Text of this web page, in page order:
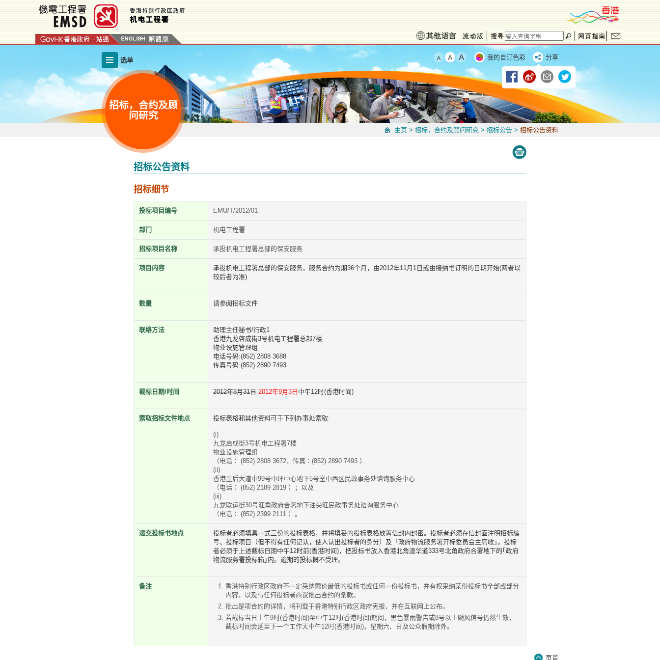
容
选单 我的自订色彩 分享
招标，合约及顾
问研究
主页 > 招标，合约及顾问研究 > 招标公告 > 招标公告资料
招标公告资料
招标细节
投标项目编号 EMU/T/2012/01
部门 机电工程署
招标项目名称 承投机电工程署总部的保安服务
项目内容
承投机电工程署总部的保安服务，服务合约为期36个月，由2012年11月1日或由接纳书订明的日期开始(两者以
较后者为准)
数量 请参阅招标文件
联络方法
助理主任秘书/行政1
香港九龙啓成街3号机电工程署总部7楼
物业设施管理组
电话号码:(852) 2808 3688
传真号码:(852) 2890 7493
截标日期/时间 2012年8月31日 2012年9月3日 中午12时(香港时间)
索取招标文件地点 投标表格和其他资料可于下列办事处索取:
(i)
九龙启成街3号机电工程署7楼
物业设施管理组
（电话∶ (852) 2808 3672，传真∶(852) 2890 7493 ）
(ii)
香港皇后大道中99号中环中心地下5号室中西区民政事务处谘询服务中心
（电话∶ (852) 2189 2819 ）；以及
(iii)
九龙联运街30号旺角政府合署地下油尖旺民政事务处谘询服务中心
（电话∶ (852) 2399 2111 ）。
递交投标书地点
投标者必须填具一式三份的投标表格，并将填妥的投标表格放置信封内封密。投标者必须在信封面注明招标编
号、投标项目（但不得有任何记认，使人认出投标者的身分）及「政府物流服务署开标委员会主席收｣。投标
者必须于上述截标日期中午12时前(香港时间)，把投标书放入香港北角渣华道333号北角政府合署地下的｢政府
物流服务署投标箱｣内。逾期的投标概不受理。
备注
香港特别行政区政府不一定采纳索价最低的投标书或任何一份投标书，并有权采纳某份投标书全部或部分
内容，以及与任何投标者商议批出合约的条款。
批出是项合约的详情，将刊载于香港特别行政区政府宪报，并在互联网上公布。
若截标当日上午9时(香港时间)至中午12时(香港时间)期间，黑色暴雨警告或8号以上颱风信号仍然生效，
截标时间会延至下一个工作天中午12时(香港时间)，星期六、日及公众假期除外。
页首